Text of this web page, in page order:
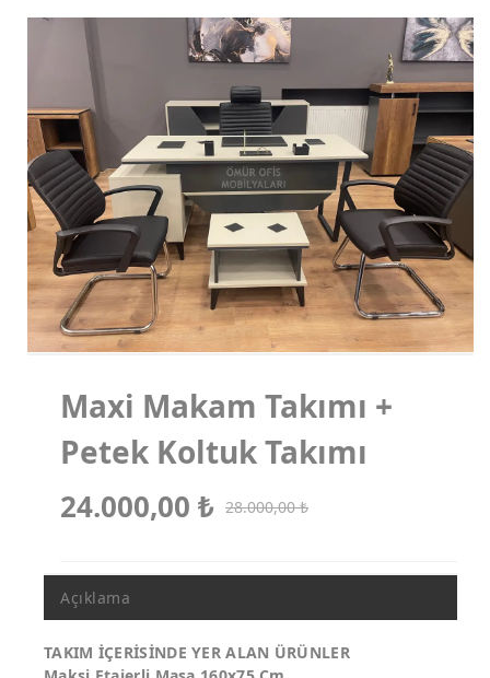
Koltuklu Makam Setleri
Makam Takımları
Toplantı Masaları
Oturma Grupları
Koltuk Takımları
Makam Koltukları
Misafir Koltukları
Maxi Makam Takımı +
Petek Koltuk Takımı
24.000,00 ₺ 28.000,00₺
Açıklama
TAKIM İÇERİSİNDE YER ALAN ÜRÜNLER